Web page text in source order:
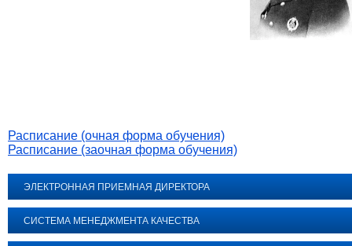
Расписание (очная форма обучения)
Расписание (заочная форма обучения)
ЭЛЕКТРОННАЯ ПРИЕМНАЯ ДИРЕКТОРА
СИСТЕМА МЕНЕДЖМЕНТА КАЧЕСТВА